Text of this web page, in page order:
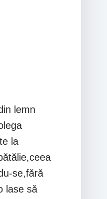
lemn
la
se,fără
lase să